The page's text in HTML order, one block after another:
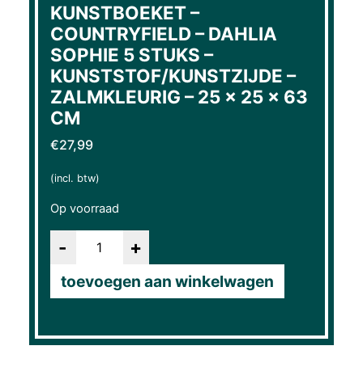
KUNSTBOEKET –
COUNTRYFIELD – DAHLIA
SOPHIE 5 STUKS –
KUNSTSTOF/KUNSTZIJDE –
ZALMKLEURIG – 25 × 25 × 63
CM
€27,99
(incl. btw)
Op voorraad
toevoegen aan winkelwagen